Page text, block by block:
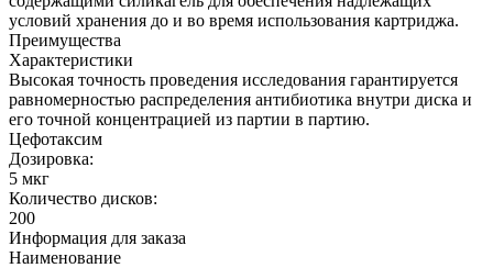
условий хранения до и во время использования картриджа.
Преимущества
Характеристики
Высокая точность проведения исследования гарантируется
равномерностью распределения антибиотика внутри диска и
его точной концентрацией из партии в партию.
Цефотаксим
Дозировка:
5 мкг
Количество дисков:
200
Информация для заказа
Наименование